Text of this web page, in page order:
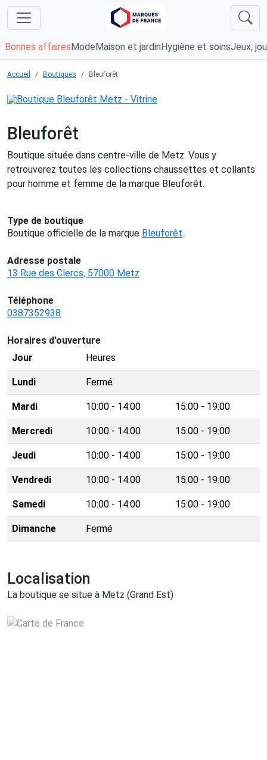
Bonnes affaires Mode Maison et jardin Hygiène et soinsJeux,
Accueil Boutiques Bleuforêt
Bleuforêt
Boutique située dans centre-ville de Metz. Vous y
retrouverez toutes les collections chaussettes et collants
pour homme et femme de la marque Bleuforêt.
Type de boutique
Boutique officielle de la marque Bleuforêt.
Adresse postale
13 Rue des Clercs, 57000 Metz
Téléphone
0387352938
Horaires d'ouverture
Jour
Heures
Lundi Fermé
Mardi 10:00 - 14:00 15:00 - 19:00
Mercredi 10:00 - 14:00 15:00 - 19:00
Jeudi 10:00 - 14:00 15:00 - 19:00
Vendredi 10:00 - 14:00 15:00 - 19:00
Samedi 10:00 - 14:00 15:00 - 19:00
Dimanche Fermé
Localisation
La boutique se situe à Metz (Grand Est)